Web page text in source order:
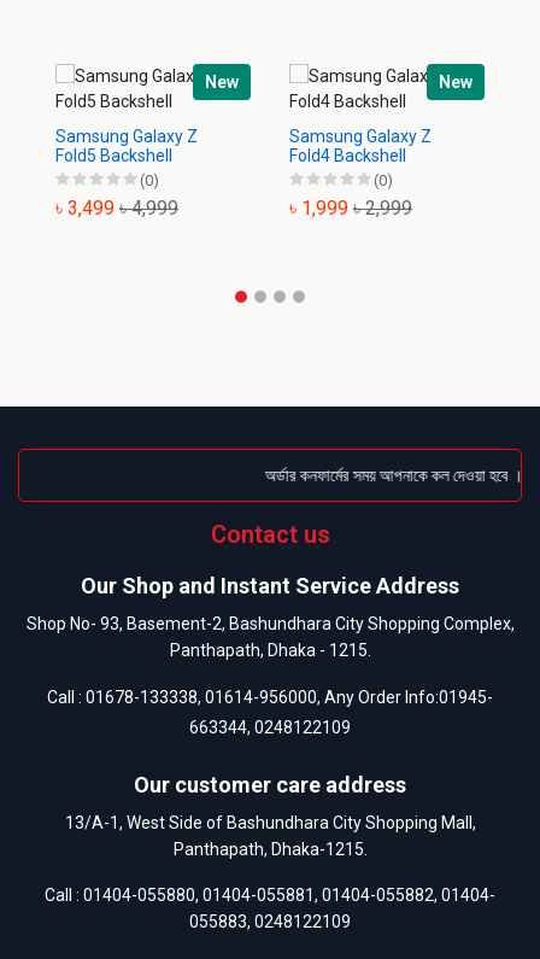
New
Samsung Galaxy Z
Fold5 Backshell
(0)
৳ 3,499 ৳ 4,999
New
Samsung Galaxy Z
Fold4 Backshell
(0)
৳ 1,999 ৳ 2,999
অর্ডার কনফার্মের সময় আপনাকে কল দেওয়া হবে ।
Contact us
Our Shop and Instant Service Address
Shop No- 93, Basement-2, Bashundhara City Shopping Complex,
Panthapath, Dhaka - 1215.
Call : 01678-133338, 01614-956000, Any Order Info:01945-
663344, 0248122109
Our customer care address
13/A-1, West Side of Bashundhara City Shopping Mall,
Panthapath, Dhaka-1215.
Call : 01404-055880, 01404-055881, 01404-055882, 01404-
055883, 0248122109